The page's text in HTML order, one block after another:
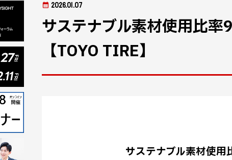
2026.01.07
サステナブル素材使用比
【TOYO TIRE】
サステナブル素材使